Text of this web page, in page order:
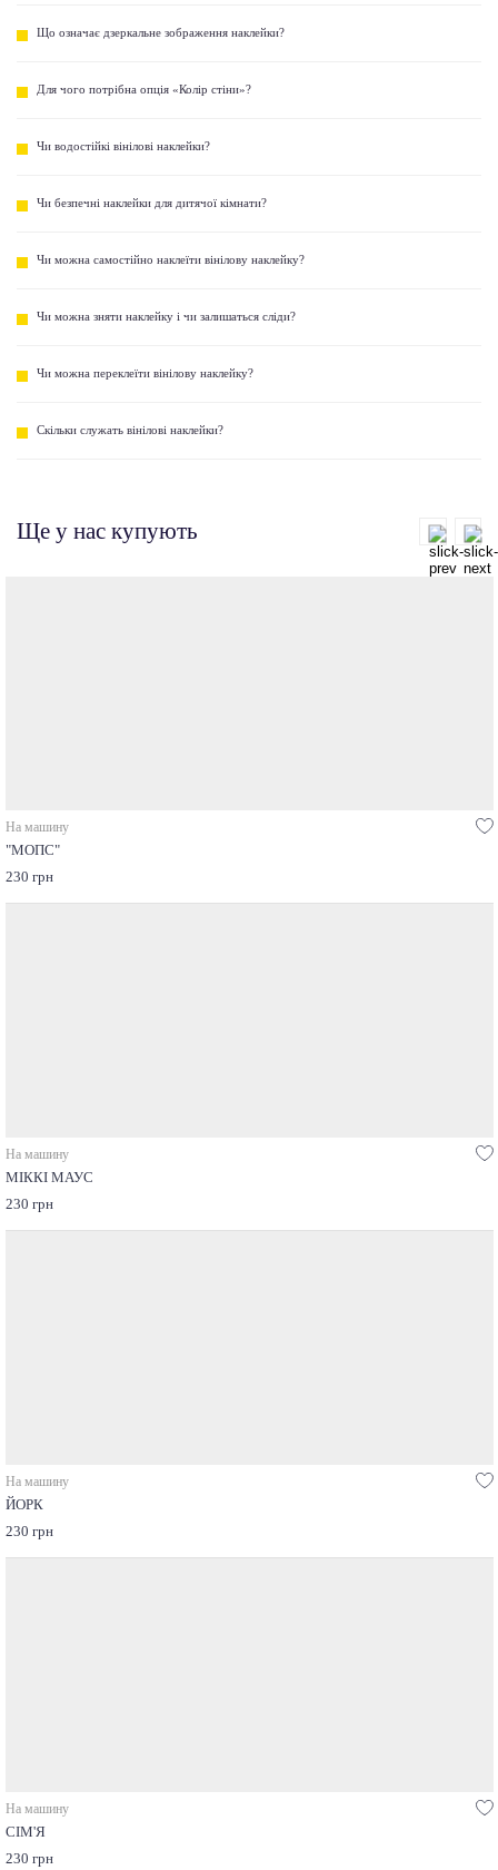
Що означає дзеркальне зображення наклейки?
Для чого потрібна опція «Колір стіни»?
Чи водостійкі вінілові наклейки?
Чи безпечні наклейки для дитячої кімнати?
Чи можна самостійно наклеїти вінілову наклейку?
Чи можна зняти наклейку і чи залишаться сліди?
Чи можна переклеїти вінілову наклейку?
Скільки служать вінілові наклейки?
Ще у нас купують
На машину
"МОПС"
230 грн
На машину
МІККІ МАУС
230 грн
На машину
ЙОРК
230 грн
На машину
СІМ'Я
230 грн